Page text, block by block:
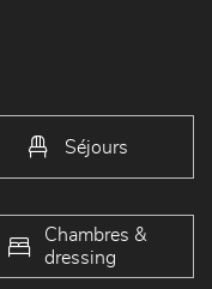
Séjours
Chambres &
dressing